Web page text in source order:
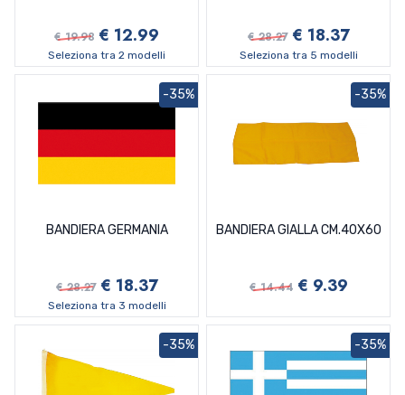
€ 19.98 € 12.99
Seleziona tra 2 modelli
€ 28.27 € 18.37
Seleziona tra 5 modelli
BANDIERA GERMANIA
€ 28.27 € 18.37
-35%
Seleziona tra 3 modelli
BANDIERA GIALLA CM.40X60
€ 14.44 € 9.39
-35%
-35% -35%